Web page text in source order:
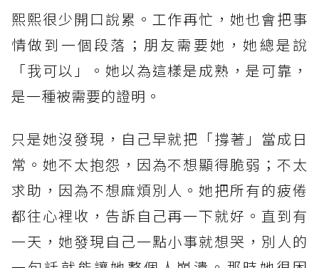
熙熙很少開口說累。工作再忙，她也會把事
情做到一個段落；朋友需要她，她總是說
「我可以」。她以為這樣是成熟，是可靠，
是一種被需要的證明。
只是她沒發現，自己早就把「撐著」當成日
常。她不太抱怨，因為不想顯得脆弱；不太
求助，因為不想麻煩別人。她把所有的疲倦
都往心裡收，告訴自己再一下就好。直到有
一天，她發現自己一點小事就想哭，別人的